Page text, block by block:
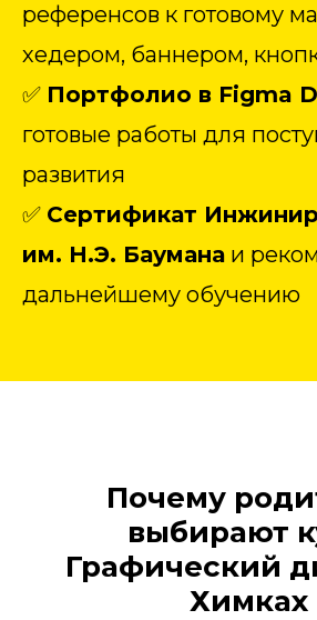
референсов к готовому
хедером, баннером,
✅ Портфолио в Figma
готовые работы для
развития
✅ Сертификат
им. Н.Э. Баумана и
дальнейшему обучению
Почему
выбирают
Графический
Химках